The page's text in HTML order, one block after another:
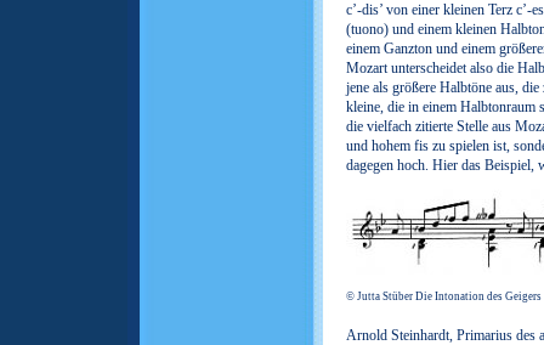
c’-dis’ von einer kleinen Terz c’-
(tuono) und einem kleinen
einem Ganzton und einem
Mozart unterscheidet also die
jene als größere Halbtöne aus,
kleine, die in einem Halbtonraum
die vielfach zitierte Stelle aus
und hohem fis zu spielen ist,
dagegen hoch. Hier das Beispiel,
© Jutta Stüber Die Intonation des
Arnold Steinhardt, Primarius des